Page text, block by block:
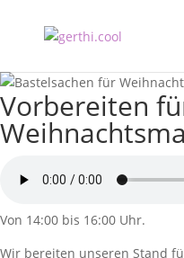
Vorbereiten
Von 14:00 bis 16:00 Uhr.
Wir bereiten unseren Stand